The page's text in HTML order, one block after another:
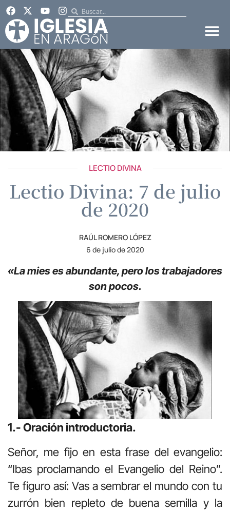
LECTIO DIVINA
Lectio Divina: 7 de julio
de 2020
RAÚL ROMERO LÓPEZ
6 de julio de 2020
«La mies es abundante, pero los trabajadores
son pocos.
1.- Oración introductoria.
Señor, me fijo en esta frase del evangelio:
“Ibas proclamando el Evangelio del Reino”.
Te figuro así: Vas a sembrar el mundo con tu
zurrón bien repleto de buena semilla y la